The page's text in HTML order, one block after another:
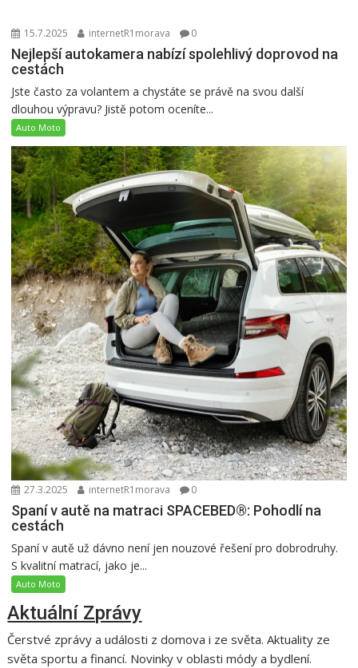
15.7.2025 internetR1morava 0
Nejlepší autokamera nabízí spolehlivý doprovod na
cestách
Jste často za volantem a chystáte se právě na svou další
dlouhou výpravu? Jistě potom oceníte...
Auto Moto
27.3.2025 internetR1morava 0
Spaní v autě na matraci SPACEBED®: Pohodlí na
cestách
Spaní v autě už dávno není jen nouzové řešení pro dobrodruhy.
S kvalitní matrací, jako je...
Auto Moto
Aktuální Zprávy
Čerstvé zprávy a události z domova i ze světa. Aktuality ze
světa sportu a financí. Novinky v oblasti módy a bydlení.